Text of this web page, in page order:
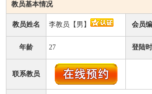
教员基本情况
教员姓名 李教员【男】 会员
年龄 27 登陆
联系教员